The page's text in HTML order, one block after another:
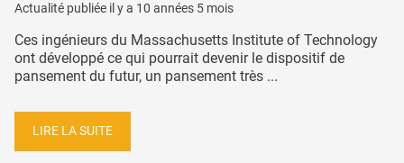
Actualité publiée il y a 10 années 5 mois
Ces ingénieurs du Massachusetts Institute of Technology
ont développé ce qui pourrait devenir le dispositif de
pansement du futur, un pansement très ...
LIRE LA SUITE